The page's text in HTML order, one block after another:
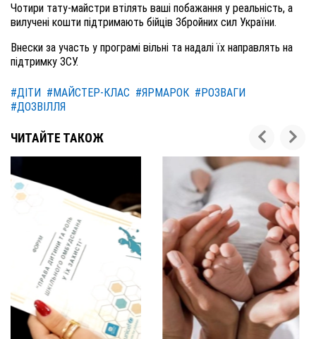
Чотири тату-майстри втілять ваші побажання у реальність, а
вилучені кошти підтримають бійців Збройних сил України.
Внески за участь у програмі вільні та надалі їх направлять на
підтримку ЗСУ.
#ДІТИ #МАЙСТЕР-КЛАС #ЯРМАРОК #РОЗВАГИ
#ДОЗВІЛЛЯ
ЧИТАЙТЕ ТАКОЖ